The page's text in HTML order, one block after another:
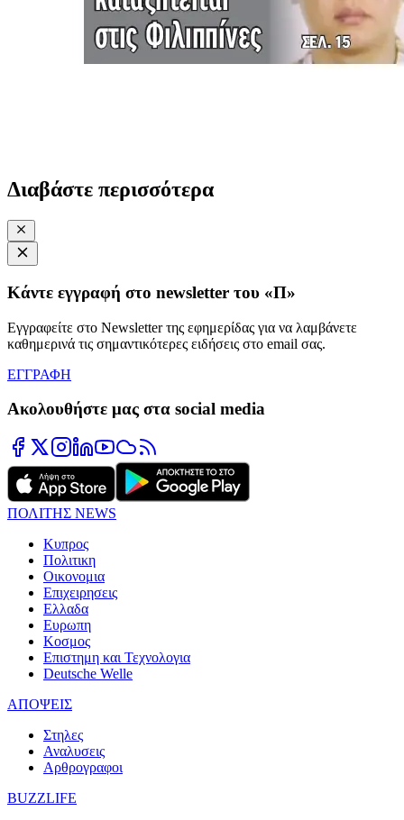
Διαβάστε περισσότερα
Κάντε εγγραφή στο newsletter του «Π»
Εγγραφείτε στο Newsletter της εφημερίδας για να λαμβάνετε
καθημερινά τις σημαντικότερες ειδήσεις στο email σας.
ΕΓΓΡΑΦΗ
Ακολουθήστε μας στα social media
ΠΟΛΙΤΗΣ NEWS
Κυπρος
Πολιτικη
Οικονομια
Επιχειρησεις
Ελλαδα
Ευρωπη
Κοσμος
Επιστημη και Τεχνολογια
Deutsche Welle
ΑΠΟΨΕΙΣ
Στηλες
Αναλυσεις
Αρθρογραφοι
BUZZLIFE